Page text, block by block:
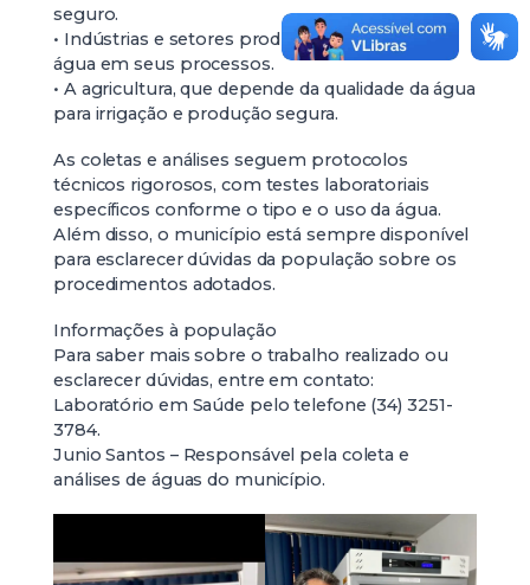
seguro.
• Indústrias e setores produtivos que utilizam
água em seus processos.
• A agricultura, que depende da qualidade da água
para irrigação e produção segura.
As coletas e análises seguem protocolos
técnicos rigorosos, com testes laboratoriais
específicos conforme o tipo e o uso da água.
Além disso, o município está sempre disponível
para esclarecer dúvidas da população sobre os
procedimentos adotados.
Informações à população
Para saber mais sobre o trabalho realizado ou
esclarecer dúvidas, entre em contato:
Laboratório em Saúde pelo telefone (34) 3251-
3784.
Junio Santos – Responsável pela coleta e
análises de águas do município.